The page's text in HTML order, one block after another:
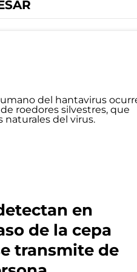
en
de la cepa
transmite de